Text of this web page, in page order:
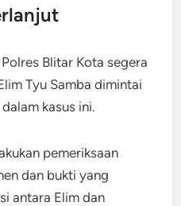
Blitar Kota segera
Tyu Samba dimintai
kasus ini.
pemeriksaan
dan bukti yang
antara Elim dan